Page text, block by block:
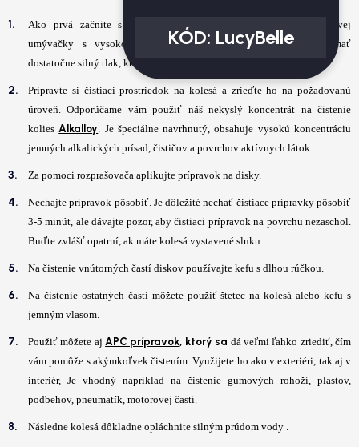
Ako prvá začnite s odstraňovaním hrubej špiny pomocou tlakovej
umývačky s vysokotlakovou vodnou pištoľou. Základom je mať
dostatočne silný tlak, ktorý dokáže odstrániť aj zaschnuté nečistoty.
Pripravte si čistiaci prostriedok na kolesá a zrieďte ho na požadovanú
úroveň. Odporúčame vám použiť náš nekyslý koncentrát na čistenie
koliesAlkalloy. Je špeciálne navrhnutý, obsahuje vysokú koncentráciu
jemných alkalických prísad, čističov a povrchov aktívnych látok.
Za pomoci rozprašovača aplikujte prípravok na disky.
Nechajte prípravok pôsobiť. Je dôležité nechať čistiace prípravky pôsobiť
3-5 minút, ale dávajte pozor, aby čistiaci prípravok na povrchu nezaschol.
Buďte zvlášť opatrní, ak máte kolesá vystavené slnku.
Na čistenie vnútorných častí diskov používajte kefu s dlhou rúčkou.
Na čistenie ostatných častí môžete použiť štetec na kolesá alebo kefu s
jemným vlasom.
Použiť môžete ajAPC prípravok, ktorý sa dá veľmi ľahko zriediť, čím
vám pomôže s akýmkoľvek čistením. Využijete ho ako v exteriéri, tak aj v
interiér, Je vhodný napríklad na čistenie gumových rohoží, plastov,
podbehov, pneumatík, motorovej časti.
Následne kolesá dôkladne opláchnite silným prúdom vody .
KÓD: LucyBelle